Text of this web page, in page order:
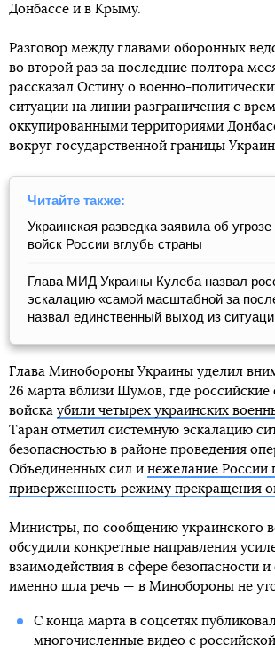
Донбассе и в Крыму.
Разговор между главами оборонных
во второй раз за последние полтора
рассказал Остину о военно-
ситуации на линии разграничения с
оккупированными территориями
вокруг государственной границы
Читайте также:
Украинская разведка заявила об
войск России вглубь страны
Глава МИД Украины Кулеба назвал
эскалацию «самой масштабной за
назвал единственный выход из
Глава Минобороны Украины уделил
26 марта вблизи Шумов, где российские
войска убили четырех украинских
Таран отметил системную эскалацию
безопасностью в районе проведения
Объединенных сил и нежелание России
приверженность режиму прекращения
Министры, по сообщению украинского
обсудили конкретные направления
взаимодействия в сфере безопасности
именно шла речь — в Минобороны не
С конца марта в соцсетях
многочисленные видео с